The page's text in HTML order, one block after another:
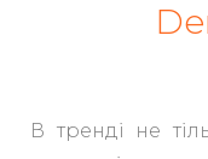
В тренді не